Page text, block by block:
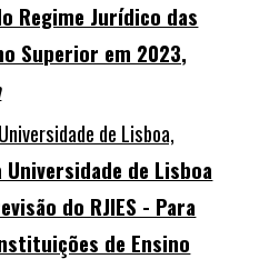
Regime Jurídico das
Superior em 2023,
de Lisboa,
de Lisboa
do RJIES - Para
de Ensino